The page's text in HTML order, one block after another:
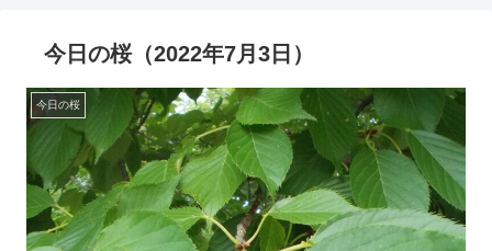
今日の桜（2022年7月3日）
今日の桜